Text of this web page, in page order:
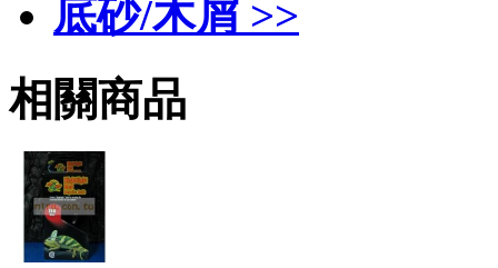
底砂/木屑 >>
相關商品